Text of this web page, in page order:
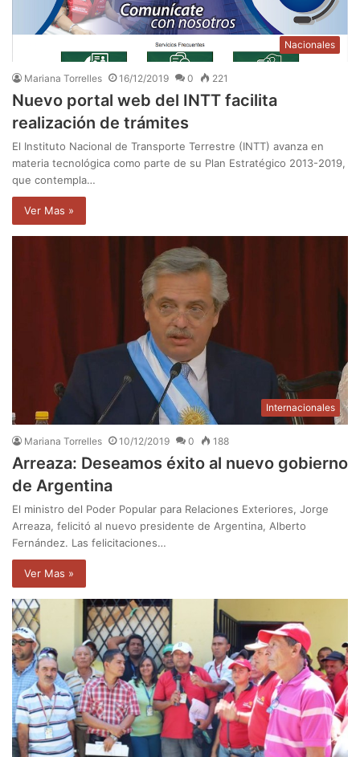
Nacionales
Mariana Torrelles 16/12/2019 0 221
Nuevo portal web del INTT facilita
realización de trámites
El Instituto Nacional de Transporte Terrestre (INTT) avanza en
materia tecnológica como parte de su Plan Estratégico 2013-2019,
que contempla…
Ver Mas »
Internacionales
Mariana Torrelles 10/12/2019 0 188
Arreaza: Deseamos éxito al nuevo gobierno
de Argentina
El ministro del Poder Popular para Relaciones Exteriores, Jorge
Arreaza, felicitó al nuevo presidente de Argentina, Alberto
Fernández. Las felicitaciones…
Ver Mas »